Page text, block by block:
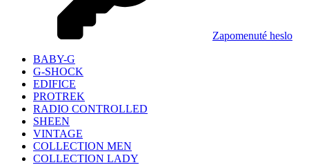
Zapomenuté heslo
BABY-G
G-SHOCK
EDIFICE
PROTREK
RADIO CONTROLLED
SHEEN
VINTAGE
COLLECTION MEN
COLLECTION LADY